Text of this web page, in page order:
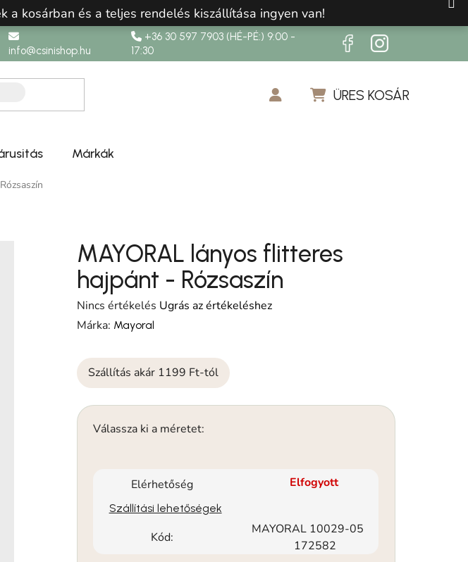
a kosárban és a teljes rendelés kiszállítása ingyen van!
elállás
info@csinishop.hu
+36 30 597 7903 (HÉ-PÉ:) 9:00 -
17:30
ÜRES KOSÁR
Márkák
MAYORAL lányos flitteres
hajpánt - Rózsaszín
A termék átlagos értékelése 5-ből 0,0 csillag.
Nincs értékelés Ugrás az értékeléshez
Márka: Mayoral
Szállítás akár 1199 Ft-tól
Válassza ki a méretet:
Elérhetőség Elfogyott
Szállítási lehetőségek
Kód:
MAYORAL 10029-05
172582